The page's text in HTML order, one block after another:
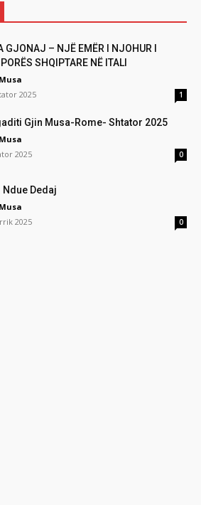
GJONAJ – NJË EMËR I NJOHUR I
SHQIPTARE NË ITALI
2025
1
Gjin Musa-Rome- Shtator 2025
2025
0
Ndue Dedaj
2025
0